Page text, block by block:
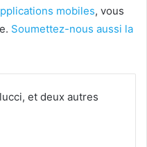
mobiles, vous
Soumettez-nous aussi la
et deux autres